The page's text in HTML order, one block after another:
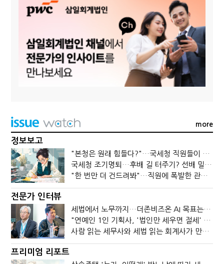
more
정보보고
"본청은 원래 힘들다?"…국세청 직원들이 떠나는 이유
국세청 조기명퇴…후배 길 터주기? 선배 밀어내기?
"한 번만 더 건드려봐"…직원에 폭발한 관세청장, 왜?
전문가 인터뷰
세법에서 노무까지…더존비즈온 AI 목표는 '전문가의 시간'
"연예인 1인 기획사, '법인만 세우면 절세' 시대 끝났다"
사람 읽는 세무사와 세법 읽는 회계사가 만나면?
프리미엄 리포트